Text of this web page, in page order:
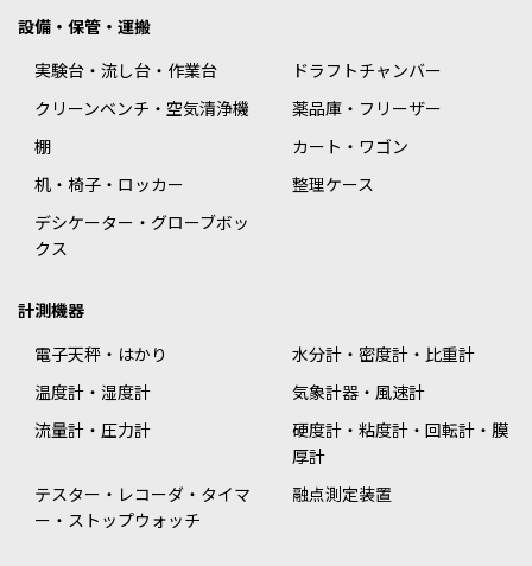
設備・保管・運搬
実験台・流し台・作業台
ドラフトチャンバー
クリーンベンチ・空気清浄機
薬品庫・フリーザー
棚
カート・ワゴン
机・椅子・ロッカー
整理ケース
デシケーター・グローブボッ
クス
計測機器
電子天秤・はかり
水分計・密度計・比重計
温度計・湿度計
気象計器・風速計
流量計・圧力計
硬度計・粘度計・回転計・膜
厚計
テスター・レコーダ・タイマ
ー・ストップウォッチ
融点測定装置